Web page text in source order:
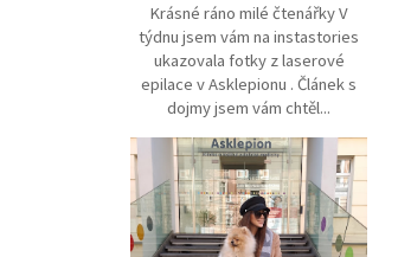
Krásné ráno milé čtenářky V
týdnu jsem vám na instastories
ukazovala fotky z laserové
epilace v Asklepionu . Článek s
dojmy jsem vám chtěl...